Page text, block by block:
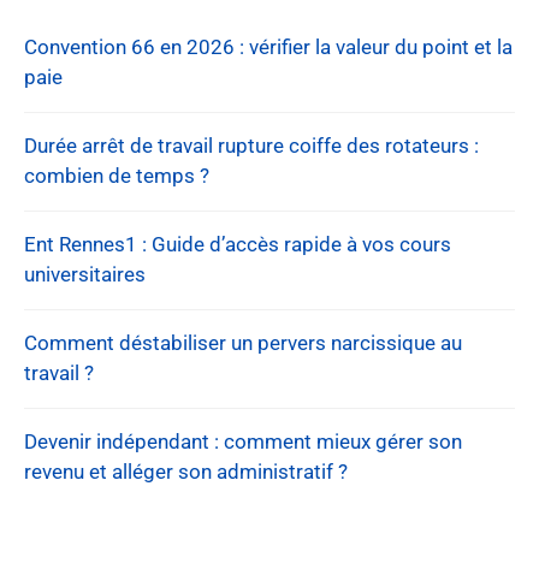
Convention 66 en 2026 : vérifier la valeur du point et la
paie
Durée arrêt de travail rupture coiffe des rotateurs :
combien de temps ?
Ent Rennes1 : Guide d’accès rapide à vos cours
universitaires
Comment déstabiliser un pervers narcissique au
travail ?
Devenir indépendant : comment mieux gérer son
revenu et alléger son administratif ?